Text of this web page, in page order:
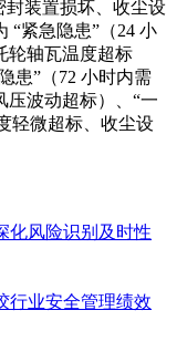
封装置损坏、收尘设
“紧急隐患”（24 小
轮轴瓦温度超标
患”（72 小时内需
压波动超标）、“一
轻微超标、收尘设
化风险识别及时性
行业安全管理绩效